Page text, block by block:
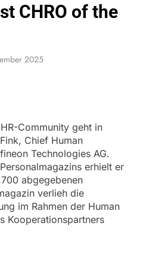
CHRO of the
2025
Community geht in
Chief Human
Technologies AG.
erhielt er
abgegebenen
verlieh die
im Rahmen der Human
Kooperationspartners